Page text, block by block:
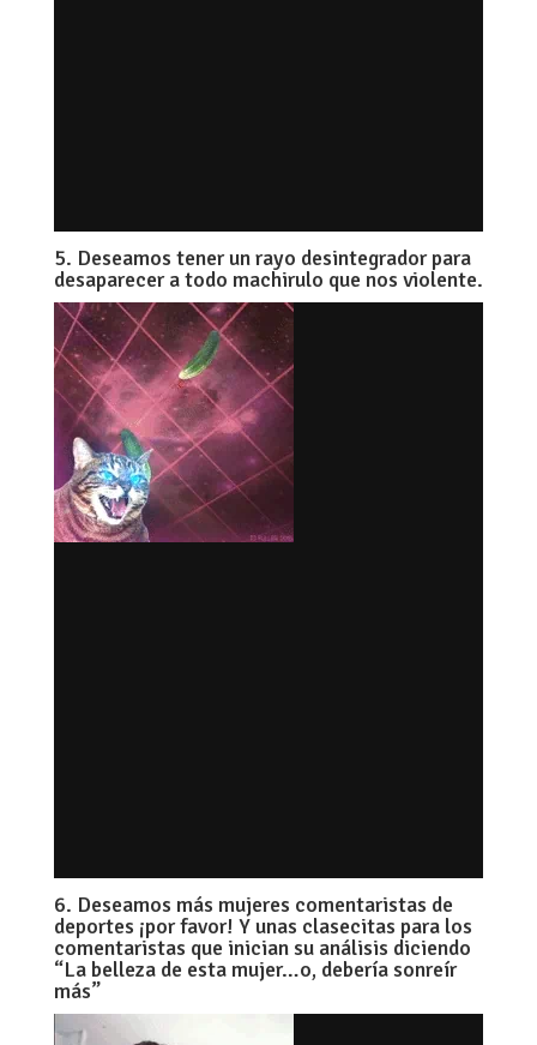
5. Deseamos tener un rayo desintegrador para
desaparecer a todo machirulo que nos violente.
6. Deseamos más mujeres comentaristas de
deportes ¡por favor! Y unas clasecitas para los
comentaristas que inician su análisis diciendo
“La belleza de esta mujer…o, debería sonreír
más”